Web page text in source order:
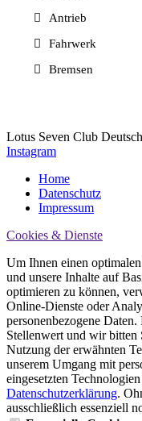
Antrieb
Fahrwerk
Bremsen
Lotus Seven Club
Instagram
Home
Datenschutz
Impressum
Cookies & Dienste
Um Ihnen einen
und unsere Inhalte auf
optimieren zu können,
Online-Dienste oder
personenbezogene
Stellenwert und wir bitten
Nutzung der erwähnten
unserem Umgang mit
eingesetzten
Datenschutzerklärung.
ausschließlich essenziell